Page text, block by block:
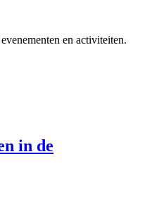
en activiteiten.
in de